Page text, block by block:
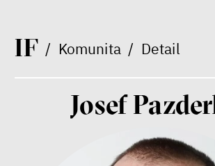
IF/ Komunita/ Detail
Miroslav
Josef